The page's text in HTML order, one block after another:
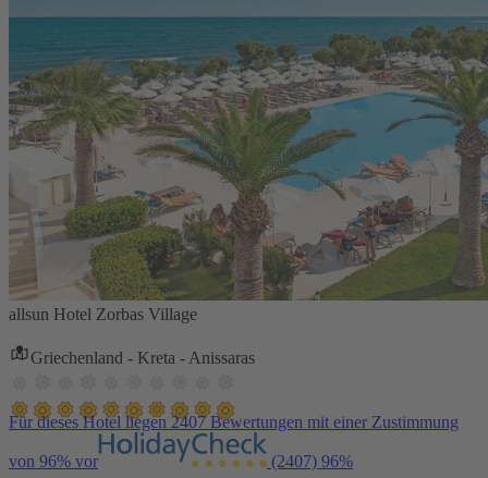
allsun Hotel Zorbas Village
Griechenland - Kreta - Anissaras
Für dieses Hotel liegen 2407 Bewertungen mit einer Zustimmung
von 96% vor (2407) 96%